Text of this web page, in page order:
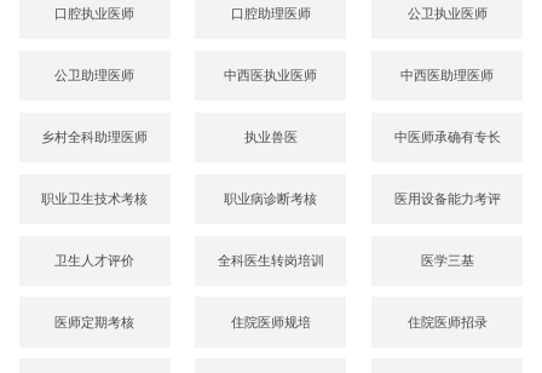
口腔执业医师 口腔助理医师 公卫执业医师
公卫助理医师 中西医执业医师 中西医助理医师
乡村全科助理医师 执业兽医 中医师承确有专长
职业卫生技术考核 职业病诊断考核 医用设备能力考评
卫生人才评价 全科医生转岗培训 医学三基
医师定期考核 住院医师规培 住院医师招录